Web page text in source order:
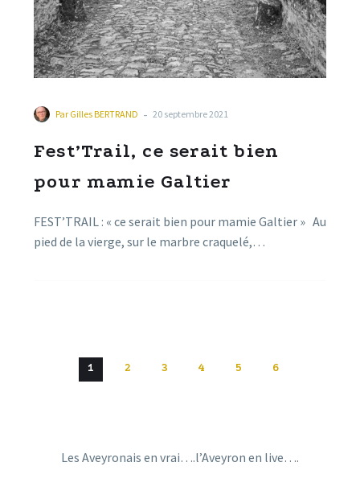
Par Gilles BERTRAND - 20 septembre 2021
Fest’Trail, ce serait bien
pour mamie Galtier
FEST’TRAIL : « ce serait bien pour mamie Galtier » Au
pied de la vierge, sur le marbre craquelé,…
1 2 3 4 5 6
Les Aveyronais en vrai….l’Aveyron en live….